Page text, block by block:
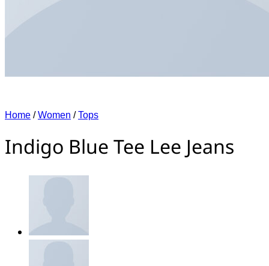
Home / Women / Tops
Indigo Blue Tee Lee Jeans